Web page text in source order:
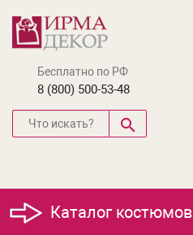
Бесплатно по РФ
8 (800) 500-53-48
Каталог костюмов